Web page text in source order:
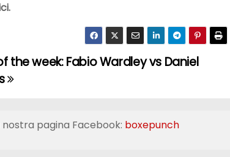
the week: Fabio Wardley vs Daniel
pagina Facebook: boxepunch